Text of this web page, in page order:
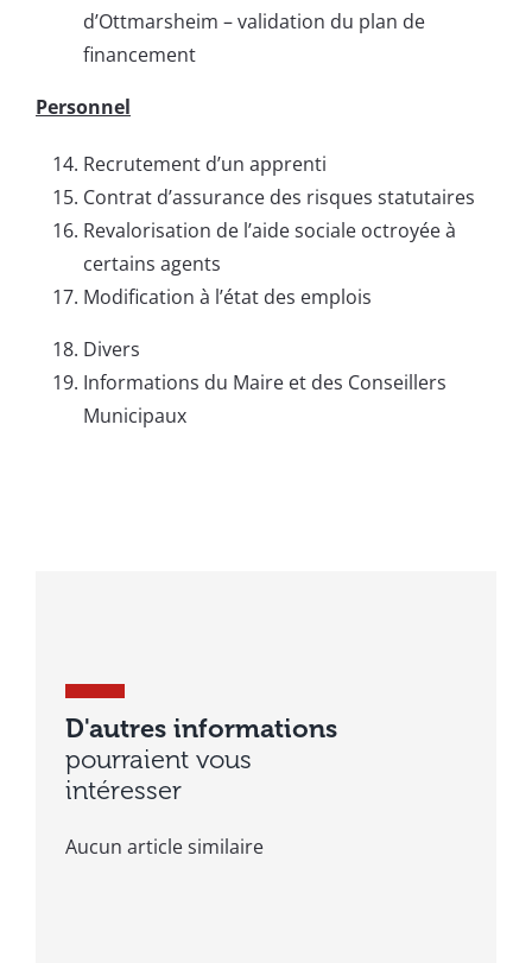
d’Ottmarsheim – validation du plan de
financement
Personnel
Recrutement d’un apprenti
Contrat d’assurance des risques statutaires
Revalorisation de l’aide sociale octroyée à
certains agents
Modification à l’état des emplois
Divers
Informations du Maire et des Conseillers
Municipaux
D'autres informations
pourraient vous
intéresser
Aucun article similaire